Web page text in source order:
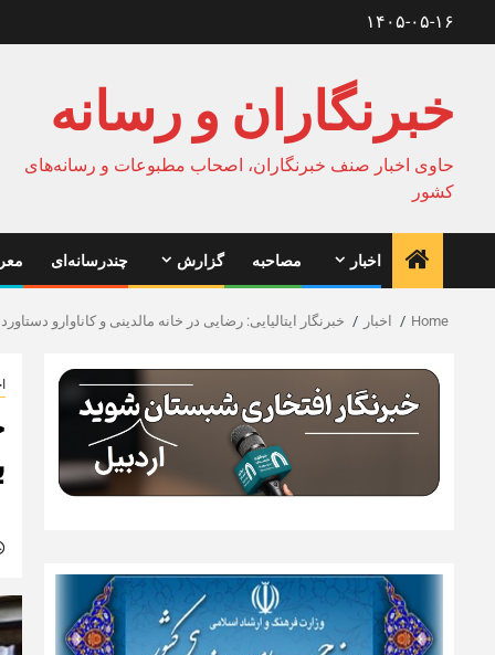
۱۴۰۵-۰۵-۱۶
خبرنگاران و رسانه
حاوی اخبار صنف خبرنگاران، اصحاب مطبوعات و رسانه‌های
کشور
اخبار مصاحبه گزارش چندرسانه‌ای
Home اخبار خبرنگار ایتالیایی: رضایی در خانه مالدینی و کاناوارو